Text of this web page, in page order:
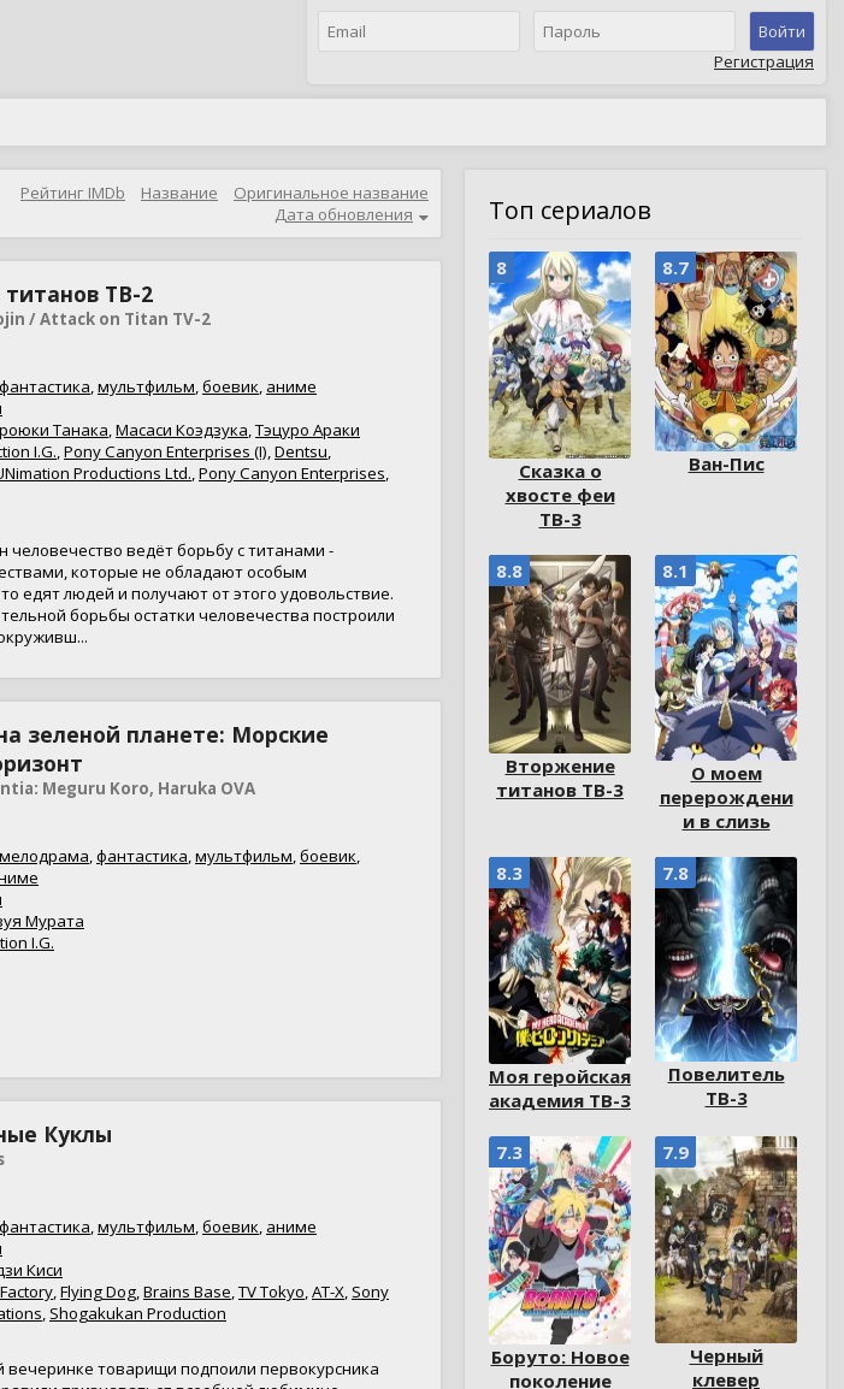
Войти
Регистрация
Рейтинг IMDb Название
Оригинальное название
Дата обновления
ТВ-2
/ Attack on Titan TV-2
фантастика,мультфильм,боевик, аниме
Танака,Масаси Коэдзука,Тэцуро Араки
I.G.,Pony Canyon Enterprises (I),Dentsu,
Productions Ltd.,Pony Canyon Enterprises,
человечество ведёт борьбу с титанами -
которые не обладают особым
едят людей и получают от этого удовольствие.
борьбы остатки человечества построили
зеленой планете: Морские
Meguru Koro, Haruka OVA
мелодрама,фантастика,мультфильм,боевик,
Мурата
I.G.
Куклы
фантастика,мультфильм,боевик, аниме
Киси
,Flying Dog,Brains Base,TV Tokyo,AT-X,Sony
,Shogakukan Production
вечеринке товарищи подпоили первокурсника
Топ сериалов
8
Сказка о
хвосте феи
ТВ-3
8.7
Ван-Пис
8.8
Вторжение
титанов ТВ-3
8.1
О моем
перерождени
и в слизь
8.3
Моя геройская
академия ТВ-3
7.8
Повелитель
ТВ-3
7.3
Боруто: Новое
поколение
7.9
Черный
клевер